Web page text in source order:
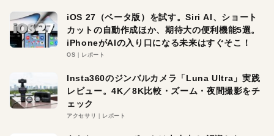
iOS 27（ベータ版）を試す。Siri AI、ショート
カットの自動作成ほか、期待大の便利機能5選。
iPhoneがAIの入り口になる未来はすぐそこ！
OS レポート
Insta360のジンバルカメラ「Luna Ultra」実践
レビュー。4K／8K比較・ズーム・夜間撮影をチ
ェック
アクセサリ レポート